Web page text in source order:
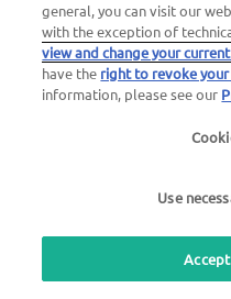
SkyToll OBU
general, you can visit our
with the exception of
view and change your
have the right to revoke
information, please see our
Use